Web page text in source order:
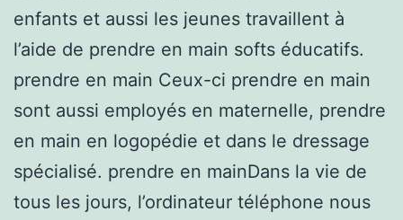
enfants et aussi les jeunes travaillent à
l’aide de prendre en main softs éducatifs.
prendre en main Ceux-ci prendre en main
sont aussi employés en maternelle, prendre
en main en logopédie et dans le dressage
spécialisé. prendre en mainDans la vie de
tous les jours, l’ordinateur téléphone nous